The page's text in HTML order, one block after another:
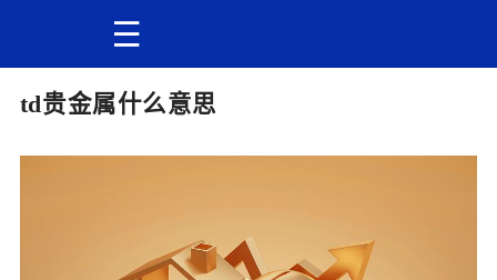
td贵金属什么意思